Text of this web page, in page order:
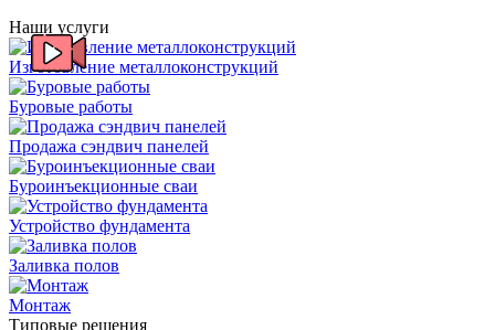
Наши услуги
Изготовление металлоконструкций
Буровые работы
Продажа сэндвич панелей
Буроинъекционные сваи
Устройство фундамента
Заливка полов
Монтаж
Типовые решения